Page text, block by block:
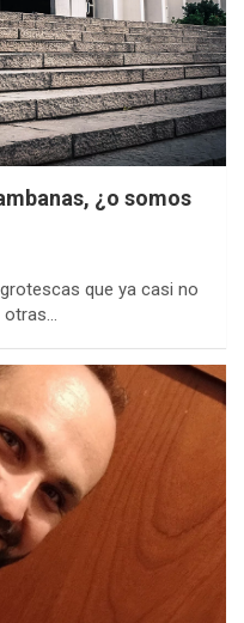
¿o somos
que ya casi no